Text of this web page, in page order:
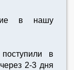
в нашу
в
2-3 дня